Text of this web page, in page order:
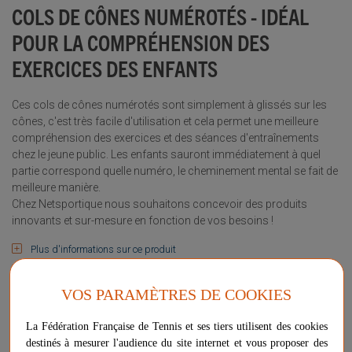
COLS DE CÔNES NUMÉROTÉS - IDÉAL
POUR LA COMPRÉHENSION DES
EXERCICES DES ENFANTS
Ces cols de cônes numérotés sont simplement à glissés sur les
cônes, c'est très facile d'utilisation et cela permet une meilleure
compréhension des exercices et des séances d'entraînements
chez le jeune public. Les enfants sauront immédiatement à quel
partie correspond quelle numéro, le cheminement mental se fait de
meilleure manière.
Chez Netsportique nous souhaitons concevoir des produits
innovants et sur-mesure en fonction de vos besoins !
Plus d'informations sur ce produit
17,99 € RUPTURE DE STOCK
VOS PARAMÈTRES DE COOKIES
La Fédération Française de Tennis et ses tiers utilisent des cookies
destinés à mesurer l'audience du site internet et vous proposer des